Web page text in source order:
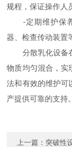
规程，保证操作人
-定期维护保养
器、检查传动装置
分散乳化设备在
物质均匀混合，实
法和有效的维护可
产提供可靠的支持。
上一篇： 突破性